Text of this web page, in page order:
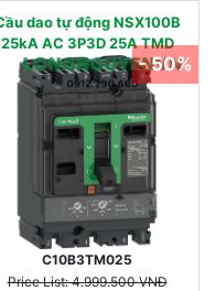
dao tự động NSX100B
25kA AC 3P3D 25A TMD
C10B3TM025
Price List: 4.999.500 VNĐ
- 50%